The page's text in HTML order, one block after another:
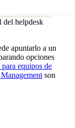
del helpdesk
apuntarlo a un
opciones
equipos de
son